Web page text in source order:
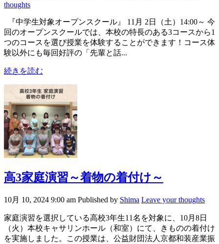
thoughts
『中学生対象オープンスクール』 11月 2日（土）14:00～ 今
回のオープンスクールでは、本校の特長のある3コースから1
つのコースを選び授業を体験することができます！コース体
験以外にも毎回好評の「先輩と話...
続きを読む
高3家庭演習～着物の着付け～
10月 10, 2024 9:00 am Published by Shima Leave your thoughts
家庭演習を選択している高校3年生11名を対象に、10月8日
（火）本校キャサリンホール（和室）にて、きものの着付け
を実施しました。この授業は、公益財団法人京都和装産業振